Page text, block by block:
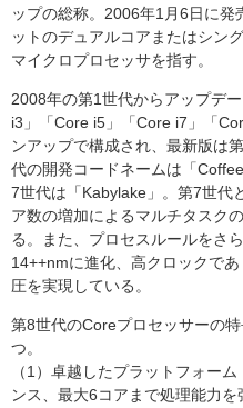
ップの総称。2006年1月6日に発
ットのデュアルコアまたはシン
マイクロプロセッサを指す。
2008年の第1世代からアップデ
i3」「Core i5」「Core i7」「
ンアップで構成され、最新版は
代の開発コードネームは「
7世代は「Kabylake」。第7世代
ア数の増加によるマルチタスク
る。また、プロセスルールをさ
14++nmに進化、高クロックで
圧を実現している。
第8世代のCoreプロセッサーの
つ。
（1）卓越したプラットフォー
ンス、最大6コアまで処理能力を